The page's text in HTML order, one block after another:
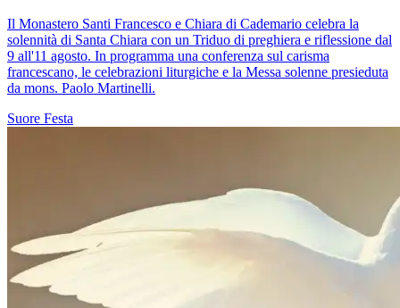
Il Monastero Santi Francesco e Chiara di Cademario celebra la
solennità di Santa Chiara con un Triduo di preghiera e riflessione dal
9 all'11 agosto. In programma una conferenza sul carisma
francescano, le celebrazioni liturgiche e la Messa solenne presieduta
da mons. Paolo Martinelli.
Suore Festa